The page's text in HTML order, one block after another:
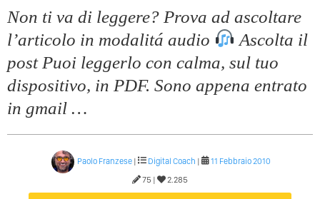
Non ti va di leggere? Prova ad ascoltare
l’articolo in modalitá audio
Ascolta il
post Puoi leggerlo con calma, sul tuo
dispositivo, in PDF. Sono appena entrato
in gmail …
Paolo Franzese| Digital Coach |
11 Febbraio 2010
75 |
2.285